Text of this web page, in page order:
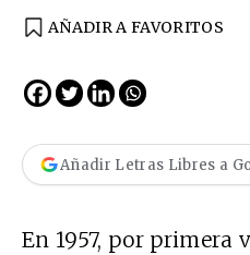
AÑADIR A FAVORITOS
Añadir Letras Libres a
En 1957, por primera